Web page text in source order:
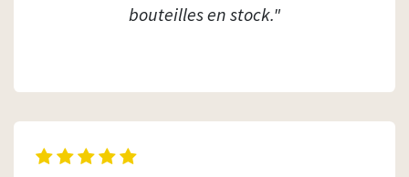
bouteilles en stock."